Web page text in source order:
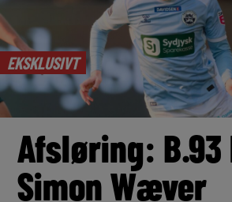
EKSKLUSIVT
Afsløring:
Simon Wæver